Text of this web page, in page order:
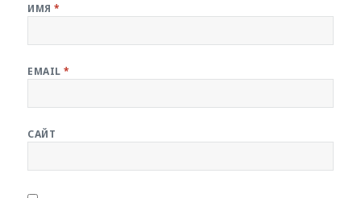
ИМЯ*
EMAIL*
САЙТ